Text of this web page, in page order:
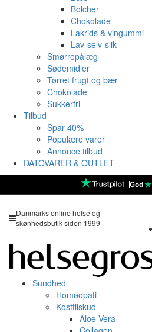
Bolcher
Chokolade
Lakrids & vingummi
Lav-selv-slik
Smørrepålæg
Sødemidler
Tørret frugt og bær
Chokolade
Sukkerfri
Tilbud
Spar 40%
Populære varer
Annonce tilbud
DATOVARER & OUTLET
God★
Danmarks online helse og
skønhedsbutik siden 1999
Sundhed
Homøopati
Kosttilskud
Aloe Vera